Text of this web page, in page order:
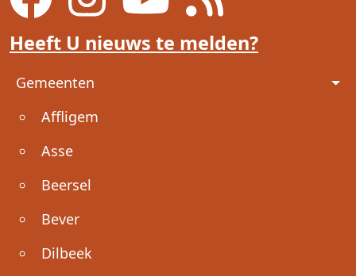
Heeft U nieuws te melden?
Voet
Gemeenten
Affligem
Asse
Beersel
Bever
Dilbeek